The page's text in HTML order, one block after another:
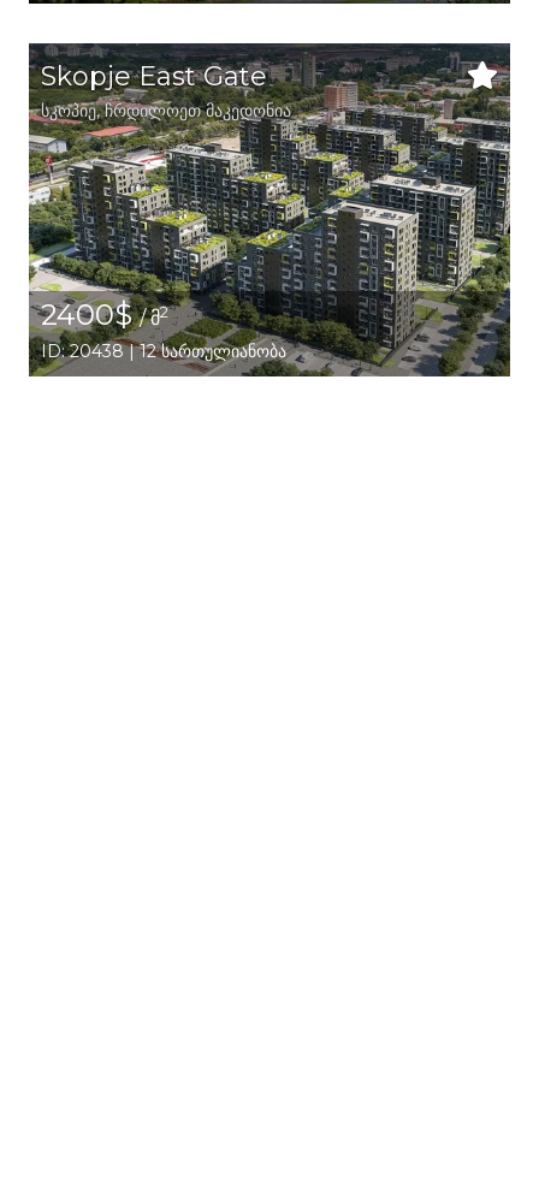
Skopje East Gate
სკოპიე, ჩრდილოეთ მაკედონია
2400$/ მ2
ID: 20438 | 12 სართულიანობა